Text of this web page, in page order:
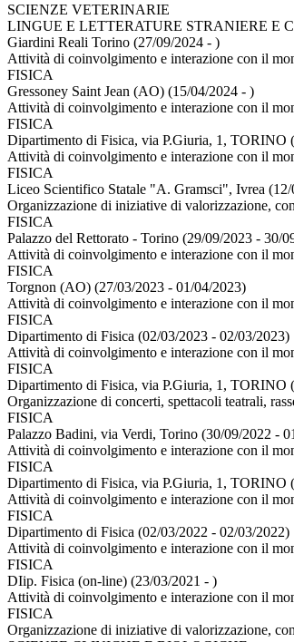
SCIENZE VETERINARIE
LINGUE E LETTERATURE STRANIERE E
Giardini Reali Torino (27/09/2024 - )
Attività di coinvolgimento e interazione con il
FISICA
Gressoney Saint Jean (AO) (15/04/2024 - )
Attività di coinvolgimento e interazione con il
FISICA
Dipartimento di Fisica, via P.Giuria, 1, TORINO
Attività di coinvolgimento e interazione con il
FISICA
Liceo Scientifico Statale "A. Gramsci", Ivrea
Organizzazione di iniziative di valorizzazione,
FISICA
Palazzo del Rettorato - Torino (29/09/2023 - 30/
Attività di coinvolgimento e interazione con il
FISICA
Torgnon (AO) (27/03/2023 - 01/04/2023)
Attività di coinvolgimento e interazione con il
FISICA
Dipartimento di Fisica (02/03/2023 - 02/03/2023)
Attività di coinvolgimento e interazione con il
FISICA
Dipartimento di Fisica, via P.Giuria, 1, TORINO
Organizzazione di concerti, spettacoli teatrali,
FISICA
Palazzo Badini, via Verdi, Torino (30/09/2022 -
Attività di coinvolgimento e interazione con il
FISICA
Dipartimento di Fisica, via P.Giuria, 1, TORINO
Attività di coinvolgimento e interazione con il
FISICA
Dipartimento di Fisica (02/03/2022 - 02/03/2022)
Attività di coinvolgimento e interazione con il
FISICA
DIip. Fisica (on-line) (23/03/2021 - )
Attività di coinvolgimento e interazione con il
FISICA
Organizzazione di iniziative di valorizzazione,